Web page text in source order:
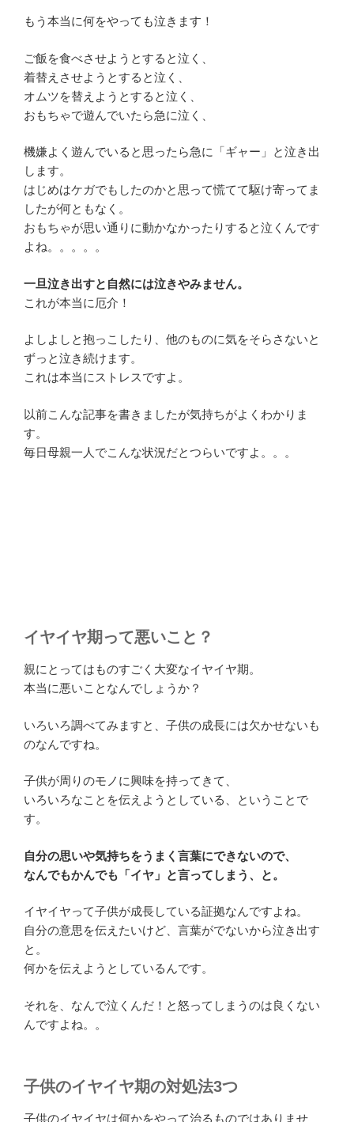
もう本当に何をやっても泣きます！
ご飯を食べさせようとすると泣く、
着替えさせようとすると泣く、
オムツを替えようとすると泣く、
おもちゃで遊んでいたら急に泣く、
機嫌よく遊んでいると思ったら急に「ギャー」と泣き出
します。
はじめはケガでもしたのかと思って慌てて駆け寄ってま
したが何ともなく。
おもちゃが思い通りに動かなかったりすると泣くんです
よね。。。。。
一旦泣き出すと自然には泣きやみません。
これが本当に厄介！
よしよしと抱っこしたり、他のものに気をそらさないと
ずっと泣き続けます。
これは本当にストレスですよ。
以前こんな記事を書きましたが気持ちがよくわかりま
す。
毎日母親一人でこんな状況だとつらいですよ。。。
イヤイヤ期って悪いこと？
親にとってはものすごく大変なイヤイヤ期。
本当に悪いことなんでしょうか？
いろいろ調べてみますと、子供の成長には欠かせないも
のなんですね。
子供が周りのモノに興味を持ってきて、
いろいろなことを伝えようとしている、ということで
す。
自分の思いや気持ちをうまく言葉にできないので、
なんでもかんでも「イヤ」と言ってしまう、と。
イヤイヤって子供が成長している証拠なんですよね。
自分の意思を伝えたいけど、言葉がでないから泣き出す
と。
何かを伝えようとしているんです。
それを、なんで泣くんだ！と怒ってしまうのは良くない
んですよね。。
子供のイヤイヤ期の対処法3つ
子供のイヤイヤは何かをやって治るものではありませ